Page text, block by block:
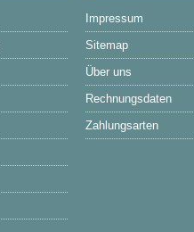
Impressum
Sitemap
Über uns
Rechnungsdaten
Zahlungsarten